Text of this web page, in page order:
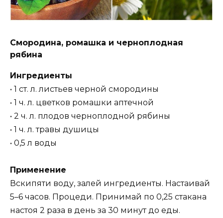
Смородина, ромашка и черноплодная
рябина
Ингредиенты
• 1 ст. л. листьев черной смородины
• 1 ч. л. цветков ромашки аптечной
• 2 ч. л. плодов черноплодной рябины
• 1 ч. л. травы душицы
• 0,5 л воды
Применение
Вскипяти воду, залей ингредиенты. Настаивай
5–6 часов. Процеди. Принимай по 0,25 стакана
настоя 2 раза в день за 30 минут до еды.